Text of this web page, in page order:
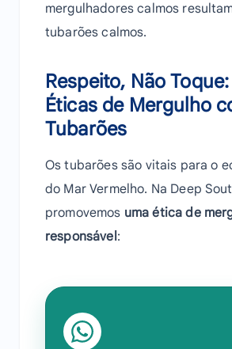
mergulhadores calmos
tubarões calmos.
Respeito, Não
Éticas de Mergulho
Tubarões
Os tubarões são vitais para o
do Mar Vermelho. Na Deep
promovemos uma ética de
responsável: